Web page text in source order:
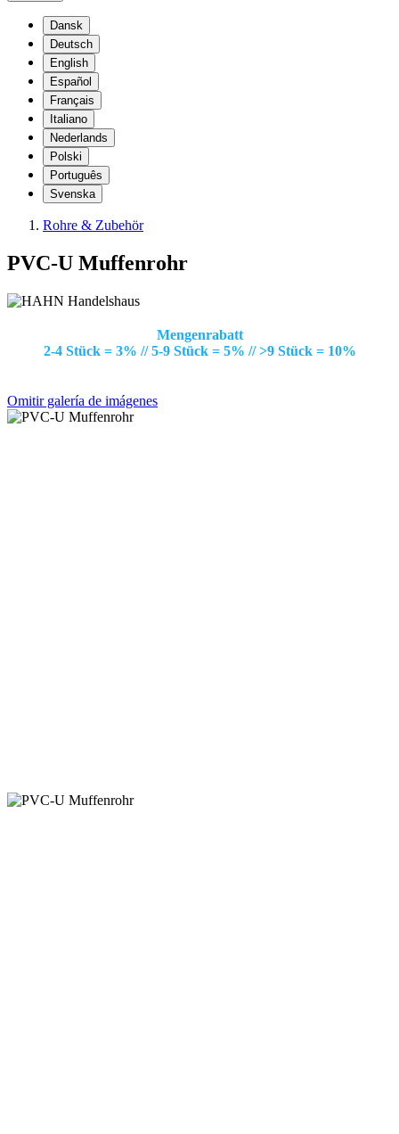
Dansk
Deutsch
English
Español
Français
Italiano
Nederlands
Polski
Português
Svenska
Rohre & Zubehör
PVC-U Muffenrohr
Mengenrabatt
2-4 Stück = 3% // 5-9 Stück = 5% // >9 Stück = 10%
Omitir galería de imágenes